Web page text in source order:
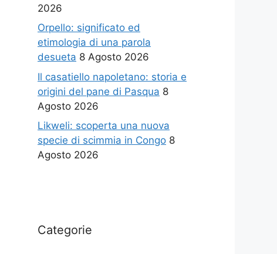
2026
Orpello: significato ed
etimologia di una parola
desueta 8 Agosto 2026
Il casatiello napoletano: storia e
origini del pane di Pasqua 8
Agosto 2026
Likweli: scoperta una nuova
specie di scimmia in Congo 8
Agosto 2026
Categorie